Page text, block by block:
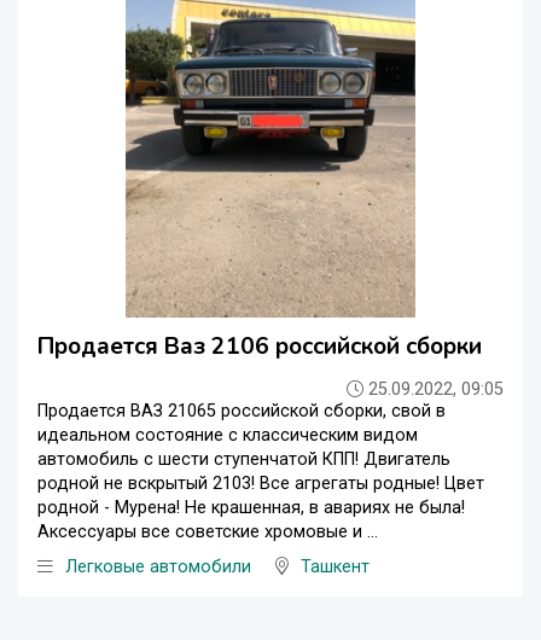
Продается Ваз 2106 российской сборки
25.09.2022, 09:05
Продается ВАЗ 21065 российской сборки, свой в
идеальном состояние с классическим видом
автомобиль с шести ступенчатой КПП! Двигатель
родной не вскрытый 2103! Все агрегаты родные! Цвет
родной - Мурена! Не крашенная, в авариях не была!
Аксессуары все советские хромовые и ...
Легковые автомобили
Ташкент